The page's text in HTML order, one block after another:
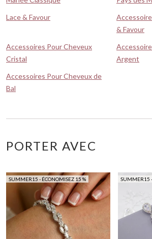
Lace & Favour
& Favour
Accessoires Pour Cheveux
Cristal
Argent
Accessoires Pour Cheveux de
Bal
PORTER AVEC
SUMMER15 - ÉCONOMISEZ 15 % SUMMER15